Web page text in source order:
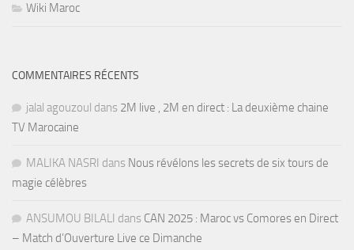
Wiki Maroc
COMMENTAIRES RÉCENTS
jalal agouzoul dans 2M live , 2M en direct : La deuxième chaine
TV Marocaine
MALIKA NASRI dans Nous révélons les secrets de six tours de
magie célèbres
ANSUMOU BILALI dans CAN 2025 : Maroc vs Comores en Direct
– Match d’Ouverture Live ce Dimanche